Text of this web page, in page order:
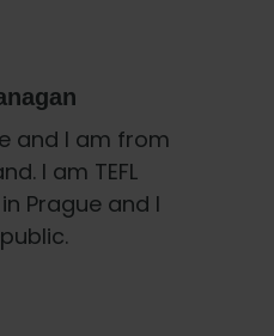
and I am from
I am TEFL
Prague and I